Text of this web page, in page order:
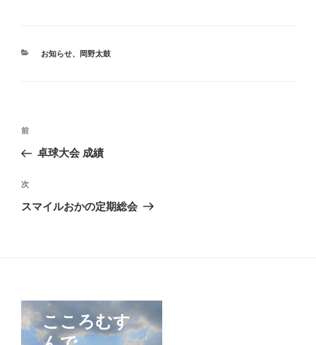
カ
お知らせ、 岡野太鼓
投
ナ
ビ
ゲ
前
の
稿
前
卓球大会 成績
次
の
次
スマイルおかの定期総会